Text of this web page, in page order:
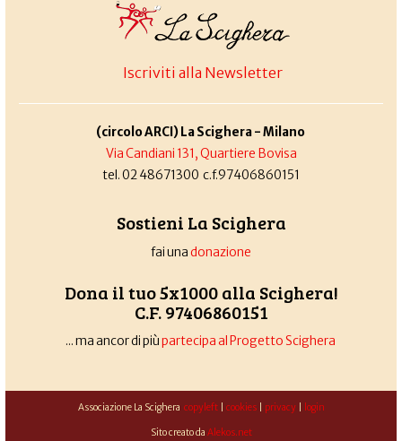
Iscriviti alla Newsletter
(circolo ARCI) La Scighera - Milano
Via Candiani 131, Quartiere Bovisa
tel. 02 48671300 c.f.97406860151
Sostieni La Scighera
fai unadonazione
Dona il tuo 5x1000 alla Scighera!
C.F. 97406860151
... ma ancor di piùpartecipa al Progetto Scighera
Associazione La Scighera copyleft| cookies| privacy| login
Sito creato da Alekos.net